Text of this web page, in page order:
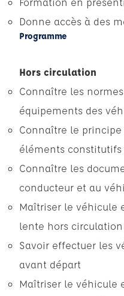
Donne accès à des
Programme
Hors circulation
Connaître les
équipements des
Connaître le
éléments
Connaître les
conducteur et au
Maîtriser le véhicule
lente hors
Savoir effectuer les
avant départ
Maîtriser le véhicule